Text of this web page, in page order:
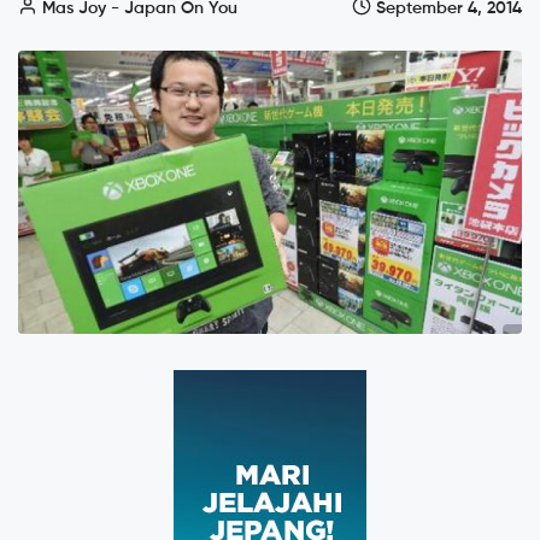
Mas Joy - Japan On You September 4, 2014